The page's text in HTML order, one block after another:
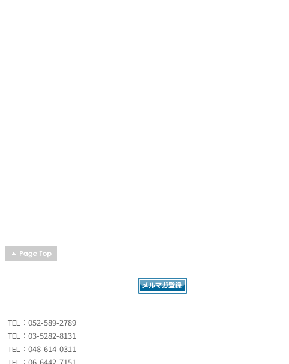
TEL：052-589-2789
TEL：03-5282-8131
TEL：048-614-0311